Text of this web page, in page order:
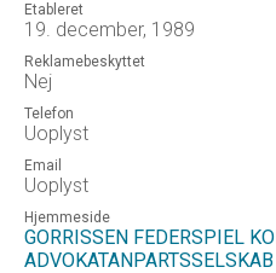
Etableret
19. december, 1989
Reklamebeskyttet
Nej
Telefon
Uoplyst
Email
Uoplyst
Hjemmeside
GORRISSEN FEDERSPIEL
ADVOKATANPARTSSELSKAB